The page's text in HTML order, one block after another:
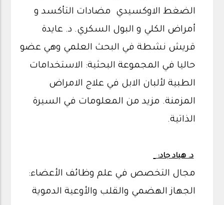
الضغط الاوكسيدي مضادات التأكسد و
أمراض الكلي و البول السكري. د. عايدة
قريش نشطة في البحث العلمي وهي عضو
حاليا في المجموعة البحثية: الاستخدامات
الطبية لألبان الابل في علاج الامراض
المزمنة. مزيد من المعلومات في السيرة
الذاتية.
د. هياد جاد:
مجال التخصص في علم وظائف الأعضاء:
الجهاز الهضمي والقلب والأوعية الدموية